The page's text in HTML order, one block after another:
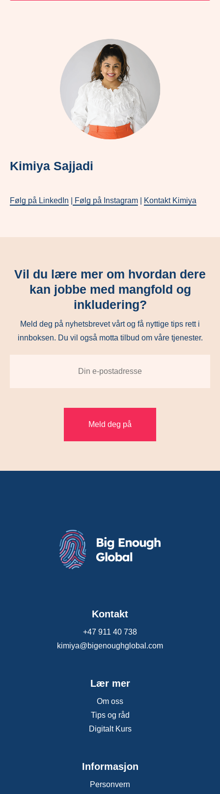
Kimiya Sajjadi
Følg på LinkedIn Følg på Instagram Kontakt Kimiya
Vil du lære mer om hvordan dere
kan jobbe med mangfold og
inkludering?
Meld deg på nyhetsbrevet vårt og få nyttige tips rett i
innboksen. Du vil også motta tilbud om våre tjenester.
Kontakt
+47 911 40 738
kimiya@bigenoughglobal.com
Lær mer
Om oss
Tips og råd
Digitalt Kurs
Informasjon
Personvern